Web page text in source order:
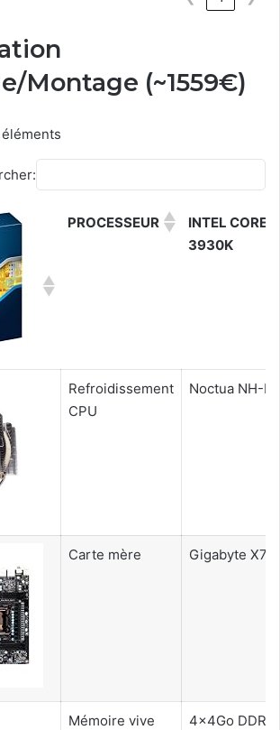
Montage (~1559€)
éléments
PROCESSEUR
INTEL CORE
3930K
Refroidissement
CPU
Noctua NH-
Carte mère Gigabyte
Mémoire vive
4x4Go DDR3